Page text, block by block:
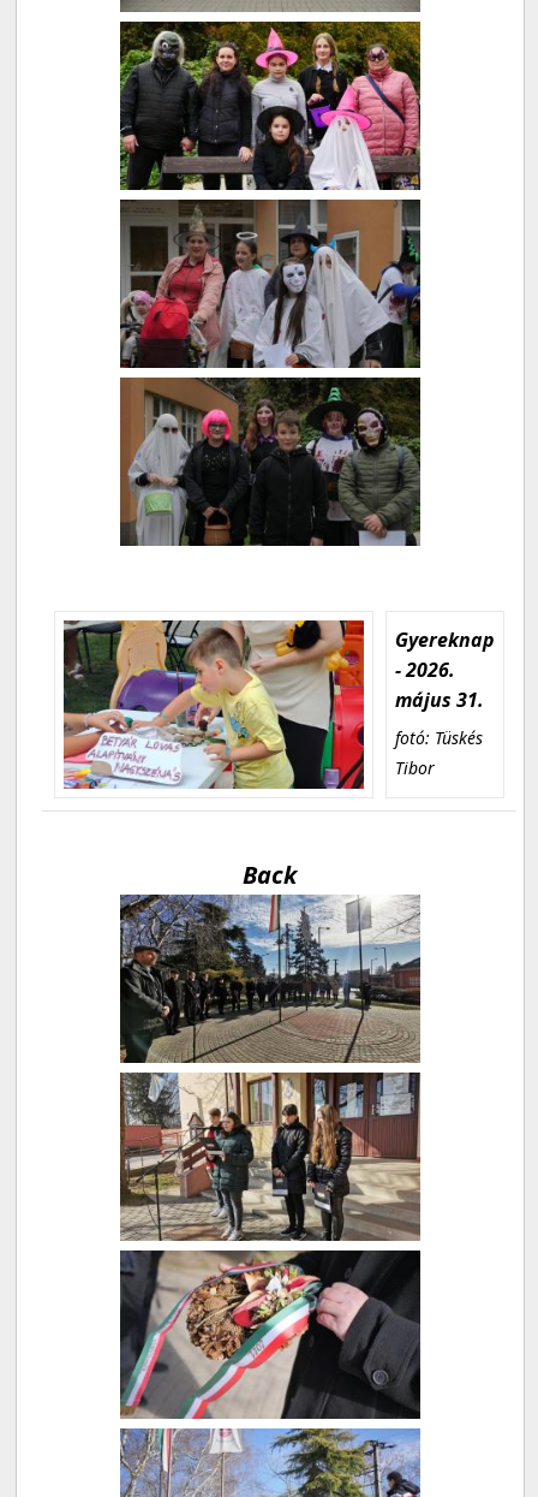
Gyereknap
- 2026.
május 31.
fotó: Tüskés
Tibor
Back